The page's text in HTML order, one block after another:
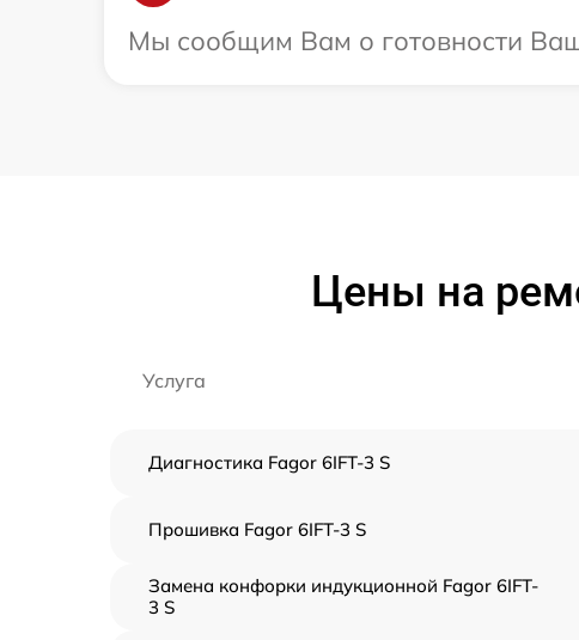
Мы сообщим Вам о готовности
Цены на
Услуга
Диагностика Fagor 6IFT-3 S
Прошивка Fagor 6IFT-3 S
Замена конфорки индукционной Fagor 6IFT-
3 S